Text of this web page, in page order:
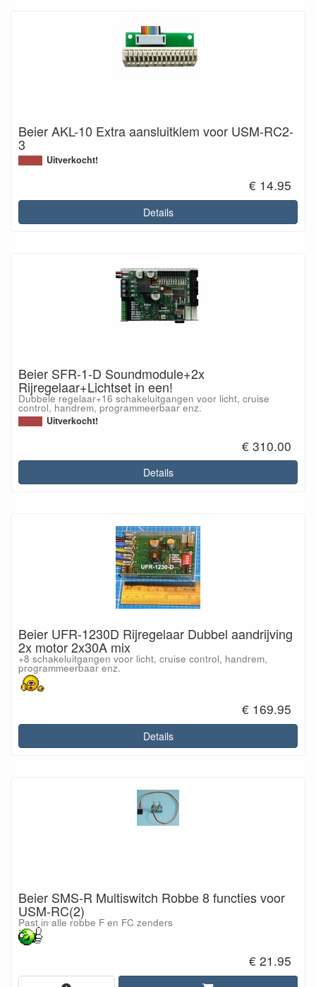
Beier AKL-10 Extra aansluitklem voor USM-RC2-
3
Uitverkocht!
€ 14.95
Details
Beier SFR-1-D Soundmodule+2x
Rijregelaar+Lichtset in een!
Dubbele regelaar+16 schakeluitgangen voor licht, cruise
control, handrem, programmeerbaar enz.
Uitverkocht!
€ 310.00
Details
Beier UFR-1230D Rijregelaar Dubbel aandrijving
2x motor 2x30A mix
+8 schakeluitgangen voor licht, cruise control, handrem,
programmeerbaar enz.
€ 169.95
Details
Beier SMS-R Multiswitch Robbe 8 functies voor
USM-RC(2)
Past in alle robbe F en FC zenders
€ 21.95